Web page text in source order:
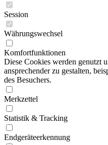
Session
Währungswechsel
Komfortfunktionen
Diese Cookies werden genutzt
ansprechender zu gestalten,
des Besuchers.
Merkzettel
Statistik & Tracking
Endgeräteerkennung